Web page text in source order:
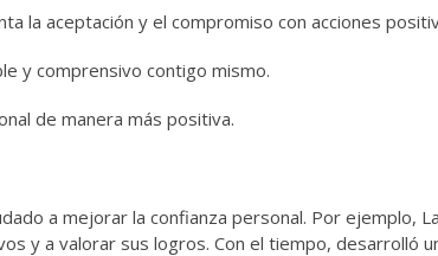
la aceptación y el compromiso con acciones
y comprensivo contigo mismo.
de manera más positiva.
a mejorar la confianza personal. Por ejemplo,
y a valorar sus logros. Con el tiempo, desarrolló